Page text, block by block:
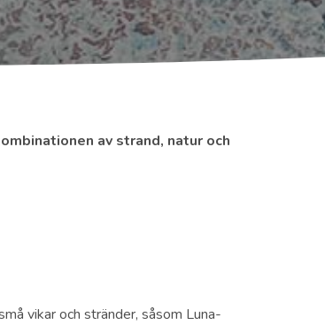
av strand, natur och
vikar och stränder, såsom Luna-